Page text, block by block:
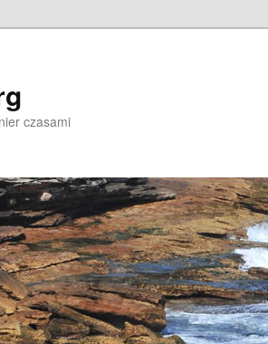
czasami